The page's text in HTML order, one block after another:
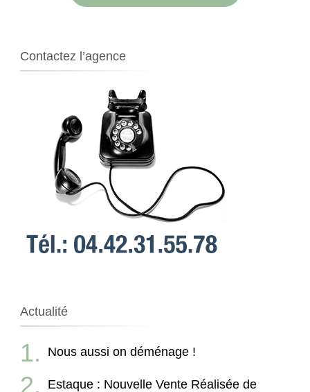
Contactez l’agence
Actualité
Nous aussi on déménage !
Estaque : Nouvelle Vente Réalisée de